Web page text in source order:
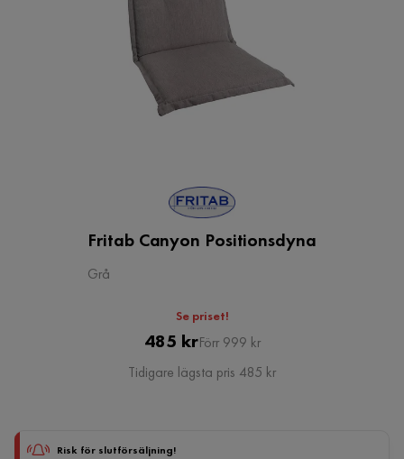
Fritab Canyon Positionsdyna
Grå
Se priset!
Pris
485 krOriginal
Pris
Förr 999 kr
Tidigare lägsta pris 485 kr
Risk för slutförsäljning!